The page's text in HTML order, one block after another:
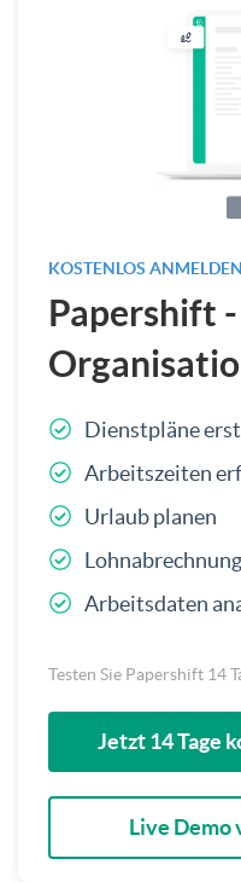
KOSTENLOS ANMELDEN
Papershift
Dienstpläne
Arbeitszeiten
Urlaub planen
Arbeitsdaten
Testen Sie Papershift 14
Jetzt 14 Tage
Live Demo